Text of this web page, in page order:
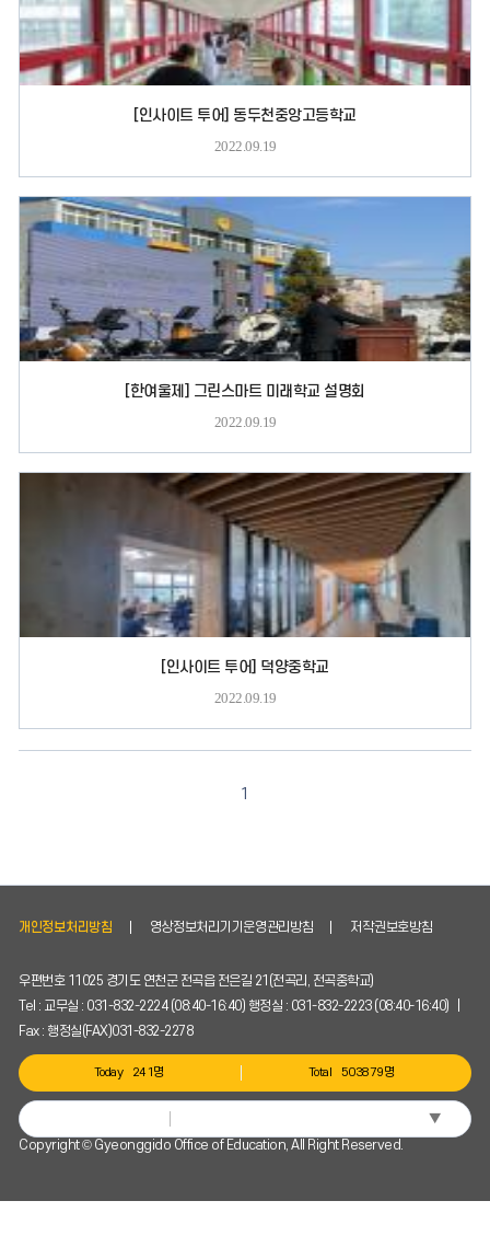
[인사이트 투어] 동두천중앙고등학교
2022.09.19
[한여울제] 그린스마트 미래학교 설명회
2022.09.19
[인사이트 투어] 덕양중학교
2022.09.19
1
개인정보처리방침 영상정보처리기기운영관리방침 저작권보호방침
우편번호 11025 경기도 연천군 전곡읍 전은길 21(전곡리, 전곡중학교)
Tel : 교무실 : 031-832-2224 (08:40-16:40) 행정실 : 031-832-2223 (08:40-16:40) |
Fax : 행정실(FAX)031-832-2278
Today 241명 Total 503879명
▼
Copyright © Gyeonggido Office of Education, All Right Reserved.